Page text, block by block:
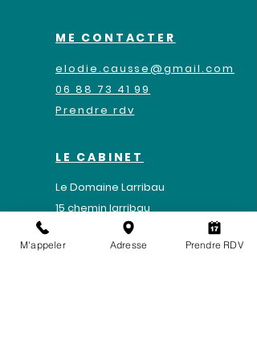
ME CONTACTER
elodie.causse@gmail.com
06 88 73 41 99
Prendre rdv
LE CABINET
Le Domaine Larribau
​15 chemin larribau
64320 BIZANOS
M'appeler Adresse Prendre RDV